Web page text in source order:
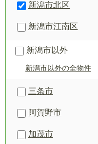
新潟市北区
新潟市江南区
新潟市以外
新潟市以外の全物件
三条市
阿賀野市
加茂市